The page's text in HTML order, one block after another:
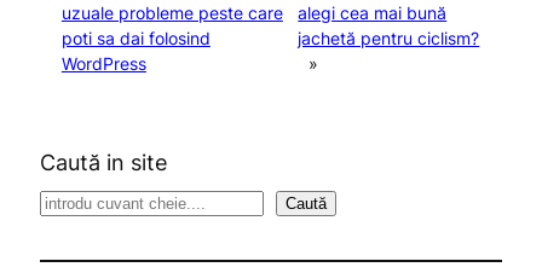
uzuale probleme peste care
poti sa dai folosind
WordPress
alegi cea mai bună
jachetă pentru ciclism?
»
Caută in site
S
Caută